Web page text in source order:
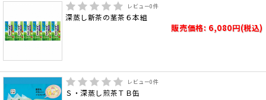
レビュー0件
深蒸し新茶の茎茶６本組
販売価格: 6,080円(税込)
レビュー0件
Ｓ・深蒸し煎茶ＴＢ缶